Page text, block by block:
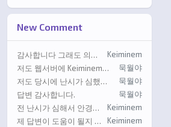
New Comment
등록자
Keiminem
감사합니다 그래도 의미없는 댓글은 자제해주셔요 같은 댓글은 모두 삭제처리했습니다.
등록자
묵월야
저도 웹서버에 Keiminem님 홈페이지처럼 설치해보고 싶은데 그누보드를 설치하신건가요? 테마와 스킨은 직접 제작하신건지 궁금합니다.
등록자
묵월야
저도 당시에 난시가 심했고 원추각막 이라는 판정을 받아서 수술이 불가했었습니다. 그랬다가 몇년 지나고 다른 병원에 가니 수술이 가능하다고 해서 …
등록자
묵월야
답변 감사합니다.
등록자
Keiminem
전 난시가 심해서 안경을 쓰는거라서 사실 라식의 효과를 보기가 좀 어렵다고 진단받았습니다 하핫
등록자
Keiminem
제 답변이 도움이 될지 모르겠습니다만;;; 저는 정말어쩔수 없는 경우가 아니면 도커사용을 자제하는편입니다; nginx proxy manage…